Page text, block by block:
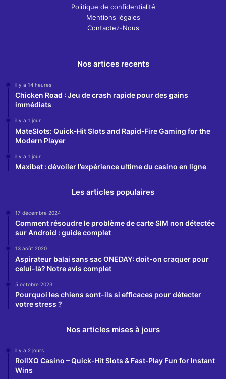
Politique de confidentialité
Mentions légales
Contactez-Nous
Nos artices recents
il y a 14 heures
Chicken Road : Jeu de crash rapide pour des gains
immédiats
il y a 1 jour
MateSlots: Quick‑Hit Slots and Rapid‑Fire Gaming for the
Modern Player
il y a 1 jour
Maxibet : dévoiler l’expérience ultime du casino en ligne
Les articles populaires
17 décembre 2024
Comment résoudre le problème de carte SIM non détectée
sur Android : guide complet
13 août 2020
Aspirateur balai sans sac ONEDAY: doit-on craquer pour
celui-là? Notre avis complet
5 octobre 2023
Pourquoi les chiens sont-ils si efficaces pour détecter
votre stress ?
Nos articles mises à jours
il y a 2 jours
RollXO Casino – Quick‑Hit Slots & Fast‑Play Fun for Instant
Wins